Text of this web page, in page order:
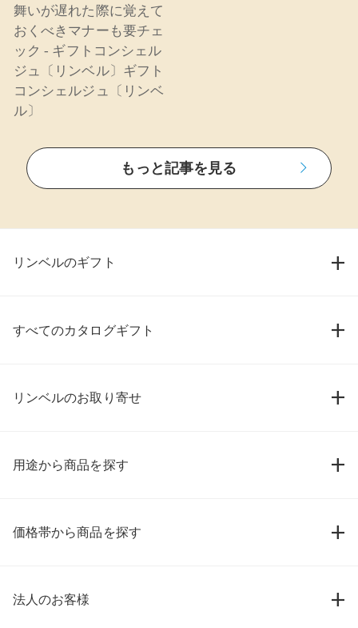
舞いが遅れた際に覚えて
おくべきマナーも要チェ
ック - ギフトコンシェル
ジュ〔リンベル〕ギフト
コンシェルジュ〔リンベ
ル〕
もっと記事を見る
リンベルのギフト
すべてのカタログギフト
リンベルのお取り寄せ
用途から商品を探す
価格帯から商品を探す
法人のお客様